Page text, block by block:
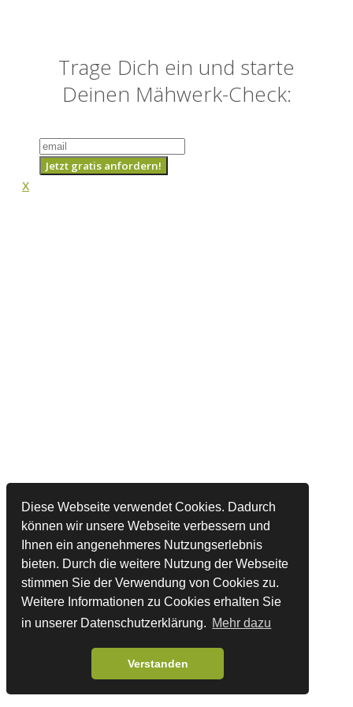
Diese Webseite verwendet Cookies. Dadurch
können wir unsere Webseite verbessern und
Ihnen ein angenehmeres Nutzungserlebnis
bieten. Durch die weitere Nutzung der Webseite
stimmen Sie der Verwendung von Cookies zu.
Weitere Informationen zu Cookies erhalten Sie
in unserer Datenschutzerklärung. Mehr dazu
Verstanden
Trage Dich ein und starte
Deinen Mähwerk-Check:
Jetzt gratis anfordern!
x